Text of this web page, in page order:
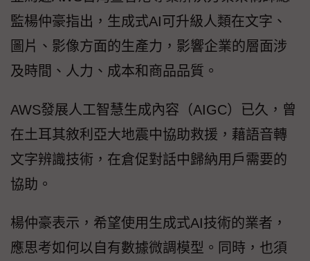
監楊仲豪指出，生成式AI可升級人類在文字、
圖片、影像方面的生產力，影響企業的層面涉
及時間、人力、成本和商品品質。
AWS發展人工智慧生成內容（AIGC）已久，曾
在土耳其敘利亞大地震中協助救援，藉語音轉
文字辨識技術，在倉促對話中歸納用戶需要的
協助。
楊仲豪表示，希望使用生成式AI技術的業者，
應思考如何以自有數據微調模型。同時，也須